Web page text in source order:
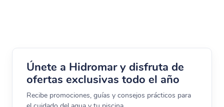
Únete a Hidromar y disfruta de
ofertas exclusivas todo el año
Recibe promociones, guías y consejos prácticos para